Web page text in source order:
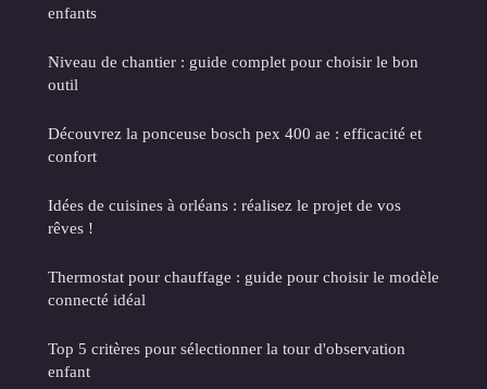
enfants
Niveau de chantier : guide complet pour choisir le bon
outil
Découvrez la ponceuse bosch pex 400 ae : efficacité et
confort
Idées de cuisines à orléans : réalisez le projet de vos
rêves !
Thermostat pour chauffage : guide pour choisir le modèle
connecté idéal
Top 5 critères pour sélectionner la tour d'observation
enfant